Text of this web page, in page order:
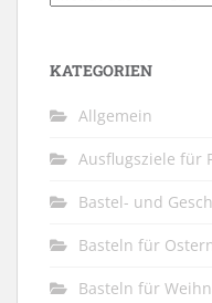
KATEGORIEN
Allgemein
Ausflugsziele für
Bastel- und
Basteln für
Basteln für